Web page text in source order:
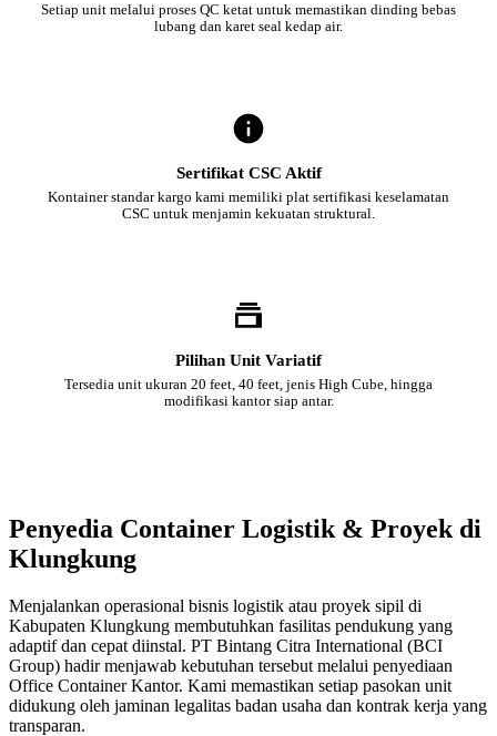
Setiap unit melalui proses QC ketat untuk memastikan dinding bebas
lubang dan karet seal kedap air.
Sertifikat CSC Aktif
Kontainer standar kargo kami memiliki plat sertifikasi keselamatan
CSC untuk menjamin kekuatan struktural.
Pilihan Unit Variatif
Tersedia unit ukuran 20 feet, 40 feet, jenis High Cube, hingga
modifikasi kantor siap antar.
Penyedia Container Logistik & Proyek di
Klungkung
Menjalankan operasional bisnis logistik atau proyek sipil di
Kabupaten Klungkung membutuhkan fasilitas pendukung yang
adaptif dan cepat diinstal. PT Bintang Citra International (BCI
Group) hadir menjawab kebutuhan tersebut melalui penyediaan
Office Container Kantor. Kami memastikan setiap pasokan unit
didukung oleh jaminan legalitas badan usaha dan kontrak kerja yang
transparan.